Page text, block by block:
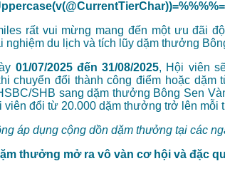
rất vui mừng mang đến một ưu đãi
nghiệm du lịch và tích lũy dặm thưởng
01/07/2025 đến 31/08/2025, Hội viên
chuyển đổi thành công điểm hoặc dặm
SHB sang dặm thưởng Bông Sen
viên đổi từ 20.000 dặm thưởng trở lên mỗi
áp dụng cộng dồn dặm thưởng tại các
thưởng mở ra vô vàn cơ hội và đặc